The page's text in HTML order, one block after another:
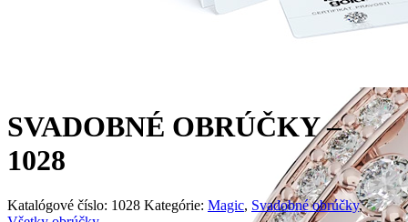
SVADOBNÉ OBRÚČKY –
1028
Katalógové číslo: 1028 Kategórie: Magic, Svadobné obrúčky,